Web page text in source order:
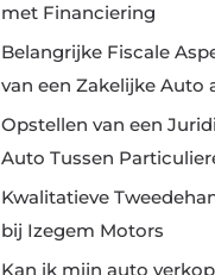
met Financiering
Belangrijke Fiscale
van een Zakelijke Auto
Opstellen van een
Auto Tussen
Kwalitatieve
bij Izegem Motors
Kan ik mijn auto